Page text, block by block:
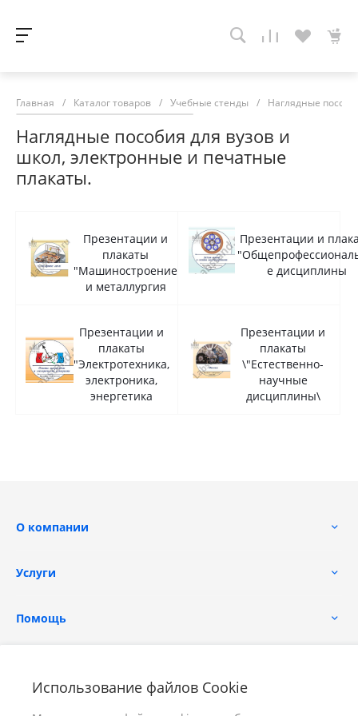
Использование файлов Cookie
Главная / Каталог товаров / Учебные стенды / Наглядные
Наглядные пособия для вузов и
школ, электронные и печатные
плакаты.
Презентации и
плакаты
"Машиностроение
и металлургия
Презентации и
е дисциплины
Презентации и
плакаты
"Электротехника,
электроника,
энергетика
Презентации и
плакаты
\"Естественно-
научные
дисциплины\
О компании
Услуги
Помощь